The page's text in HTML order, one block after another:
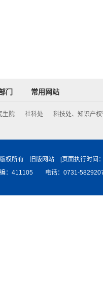
门 常用网站
生院 社科处 科技处、知识产
权所有 旧版网站 [页面执
编：411105 电话：0731-